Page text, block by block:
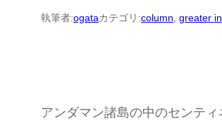
執筆者:ogataカテゴリ:column, greater
アンダマン諸島の中のセンテ